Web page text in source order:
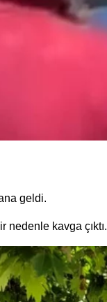
geldi.
nedenle kavga çıktı.